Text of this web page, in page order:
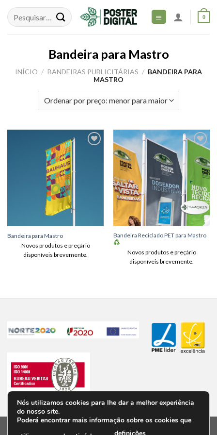
content
0
Bandeira para Mastro
INÍCIO / BANDEIRAS PUBLICITÁRIAS / BANDEIRA PARA
MASTRO
Bandeira para Mastro
Novos produtos e preçário
disponíveis brevemente.
aos meus
desejos
Bandeira Reciclado PET para Mastro
Novos produtos e preçário
disponíveis brevemente.
Nós utilizamos cookies para lhe dar a melhor experiência
do nosso site.
Poderá encontrar mais informação sobre os cookies que
definições